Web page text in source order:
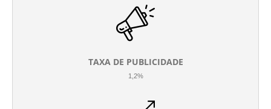
TAXA DE PUBLICIDADE
1,2%